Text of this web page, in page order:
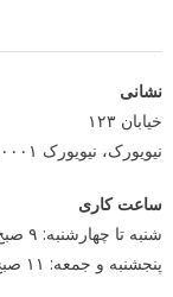
نشانی
خیابان ۱۲۳
نیویورک، نیویورک ۱۰۰۰۱
ساعت کاری
شنبه تا چهارشنبه: ۹ صبح تا ۵ بعد از ظهر
پنجشنبه و جمعه: ۱۱ صبح تا ۳ بعد از ظهر